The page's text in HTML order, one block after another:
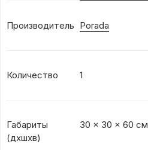
Производитель Porada
Количество 1
Габариты
(дxшхв)
30 x 30 x 60 см